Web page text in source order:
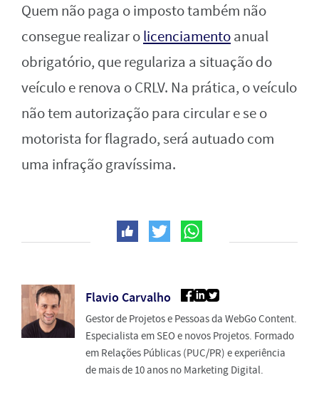
Quem não paga o imposto também não
consegue realizar olicenciamentoanual
obrigatório, que regulariza a situação do
veículo e renova o CRLV. Na prática, o veículo
não tem autorização para circular e se o
motorista for flagrado, será autuado com
uma infração gravíssima.
Flavio Carvalho
Gestor de Projetos e Pessoas da WebGo Content.
Especialista em SEO e novos Projetos. Formado
em Relações Públicas (PUC/PR) e experiência
de mais de 10 anos no Marketing Digital.